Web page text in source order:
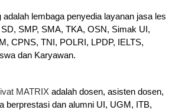
adalah lembaga penyedia layanan jasa les
SMP, SMA, TKA, OSN, Simak UI,
CPNS, TNI, POLRI, LPDP, IELTS,
dan Karyawan.
MATRIX adalah dosen, asisten dosen,
berprestasi dan alumni UI, UGM, ITB,